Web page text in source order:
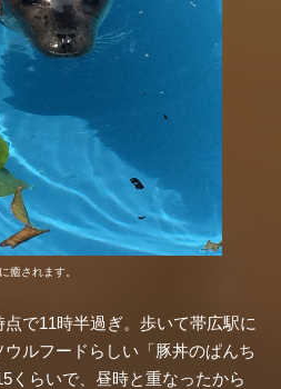
癒されます。
で11時半過ぎ。歩いて帯広駅に
ルフードらしい「豚丼のぱんち
くらいで、昼時と重なったから